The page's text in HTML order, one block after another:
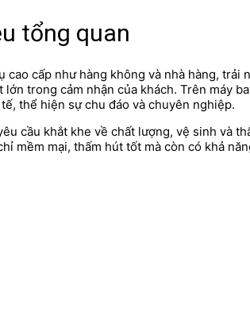
tổng quan
cao cấp như hàng không và nhà hàng,
lớn trong cảm nhận của khách. Trên máy
thể hiện sự chu đáo và chuyên nghiệp.
cầu khắt khe về chất lượng, vệ sinh và
mềm mại, thấm hút tốt mà còn có khả